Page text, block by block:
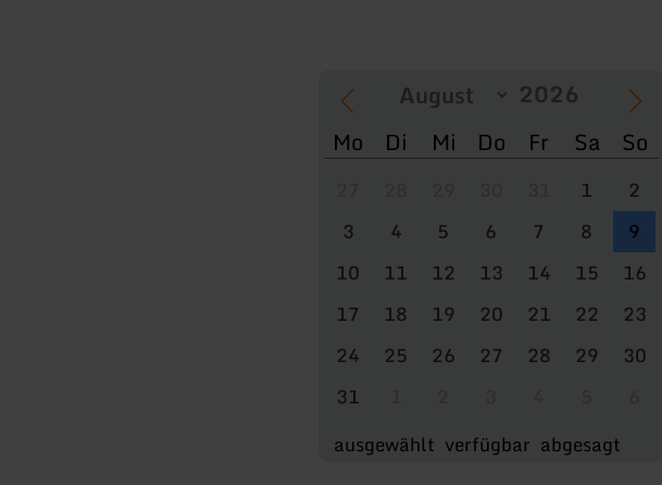
Mo Di Mi Do Fr Sa So
1
2
3
4 5 6 7 8
9
10
11 12 13 14 15
16
17
18 19 20 21 22
23
24
25 26 27 28 29
30
31
ausgewählt verfügbar abgesagt